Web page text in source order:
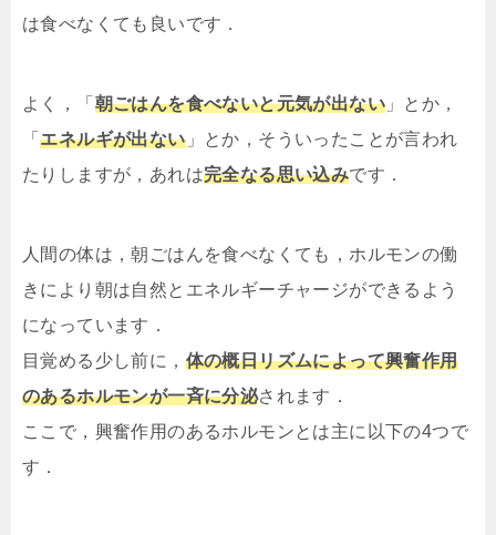
は食べなくても良いです．
よく，「 朝ごはんを食べないと元気が出ない 」とか，
「エネルギが出ない」とか，そういったことが言われ
たりしますが，あれは完全なる思い込みです．
人間の体は，朝ごはんを食べなくても，ホルモンの働
きにより朝は自然とエネルギーチャージができるよう
になっています．
目覚める少し前に， 体の概日リズムによって興奮作用
のあるホルモンが一斉に分泌されます．
ここで，興奮作用のあるホルモンとは主に以下の4つで
す．